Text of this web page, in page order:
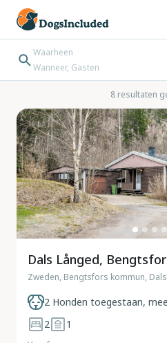
Waarheen
Wanneer, Gasten
Bestemming zoeken
Inchecken → Uitchecken
8 resultaten
Dals Långed,
Zweden, Bengtsfors kommun,
2 Honden toegestaan,
2
1